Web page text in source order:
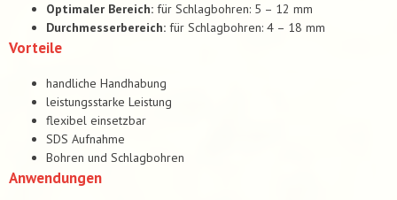
Optimaler Bereich: für Schlagbohren: 5 – 12 mm
Durchmesserbereich: für Schlagbohren: 4 – 18 mm
Vorteile
handliche Handhabung
leistungsstarke Leistung
flexibel einsetzbar
SDS Aufnahme
Bohren und Schlagbohren
Anwendungen